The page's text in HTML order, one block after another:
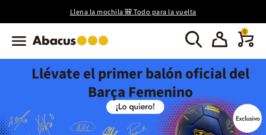
Llena la mochila 🎒 Todo para la vuelta
0
Llévate el primer balón oficial del
Barça Femenino